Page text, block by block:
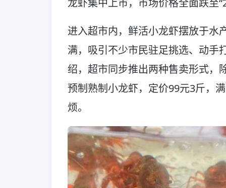
龙虾集中上市，市场价格全面跌至
进入超市内，鲜活小龙虾摆放于水
满，吸引不少市民驻足挑选、动手
绍，超市同步推出两种售卖形式，
预制熟制小龙虾，定价99元3斤，
烦。